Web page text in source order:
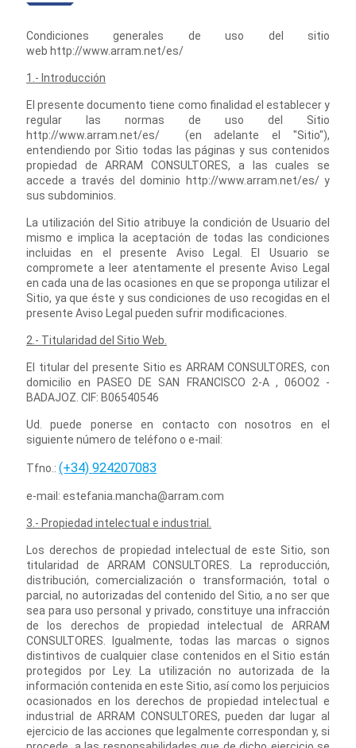
Condiciones generales de uso del sitio
web http://www.arram.net/es/
1.- Introducción
El presente documento tiene como finalidad el establecer y
regular las normas de uso del Sitio
http://www.arram.net/es/ (en adelante el "Sitio"),
entendiendo por Sitio todas las páginas y sus contenidos
propiedad de ARRAM CONSULTORES, a las cuales se
accede a través del dominio http://www.arram.net/es/ y
sus subdominios.
La utilización del Sitio atribuye la condición de Usuario del
mismo e implica la aceptación de todas las condiciones
incluidas en el presente Aviso Legal. El Usuario se
compromete a leer atentamente el presente Aviso Legal
en cada una de las ocasiones en que se proponga utilizar el
Sitio, ya que éste y sus condiciones de uso recogidas en el
presente Aviso Legal pueden sufrir modificaciones.
2.- Titularidad del Sitio Web.
El titular del presente Sitio es ARRAM CONSULTORES, con
domicilio en PASEO DE SAN FRANCISCO 2-A , 06OO2 -
BADAJOZ. CIF: B06540546
Ud. puede ponerse en contacto con nosotros en el
siguiente número de teléfono o e-mail:
Tfno.: (+34) 924207083
e-mail: estefania.mancha@arram.com
3.- Propiedad intelectual e industrial.
Los derechos de propiedad intelectual de este Sitio, son
titularidad de ARRAM CONSULTORES. La reproducción,
distribución, comercialización o transformación, total o
parcial, no autorizadas del contenido del Sitio, a no ser que
sea para uso personal y privado, constituye una infracción
de los derechos de propiedad intelectual de ARRAM
CONSULTORES. Igualmente, todas las marcas o signos
distintivos de cualquier clase contenidos en el Sitio están
protegidos por Ley. La utilización no autorizada de la
información contenida en este Sitio, así como los perjuicios
ocasionados en los derechos de propiedad intelectual e
industrial de ARRAM CONSULTORES, pueden dar lugar al
ejercicio de las acciones que legalmente correspondan y, si